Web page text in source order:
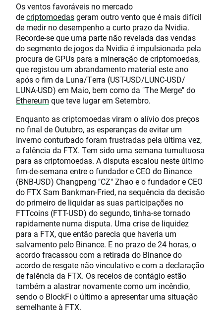
Os ventos favoráveis no mercado
decriptomoedasgeram outro vento que é mais difícil
de medir no desempenho a curto prazo da Nvidia.
Recorde-se que uma parte não revelada das vendas
do segmento de jogos da Nvidia é impulsionada pela
procura de GPUs para a mineração de criptomoedas,
que registou um abrandamento material este ano
após o fim da Luna/Terra (UST-USD/LUNC-USD/
LUNA-USD) em Maio, bem como da "The Merge" do
Ethereum que teve lugar em Setembro.
Enquanto as criptomoedas viram o alívio dos preços
no final de Outubro, as esperanças de evitar um
Inverno conturbado foram frustradas pela última vez,
a falência da FTX. Tem sido uma semana tumultuosa
para as criptomoedas. A disputa escalou neste último
fim-de-semana entre o fundador e CEO do Binance
(BNB-USD) Changpeng "CZ" Zhao e o fundador e CEO
do FTX Sam Bankman-Fried, na sequência da decisão
do primeiro de liquidar as suas participações no
FTTcoins (FTT-USD) do segundo, tinha-se tornado
rapidamente numa disputa. Uma crise de liquidez
para a FTX, que então parecia que haveria um
salvamento pelo Binance. E no prazo de 24 horas, o
acordo fracassou com a retirada do Binance do
acordo de resgate não vinculativo e com a declaração
de falência da FTX. Os receios de contágio estão
também a alastrar novamente como um incêndio,
sendo o BlockFi o último a apresentar uma situação
semelhante à FTX.